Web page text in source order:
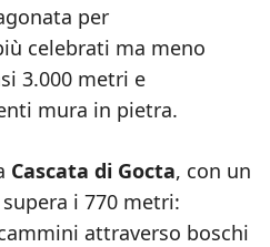
per
celebrati ma meno
3.000 metri e
mura in pietra.
Cascata di Gocta, con un
i 770 metri:
attraverso boschi